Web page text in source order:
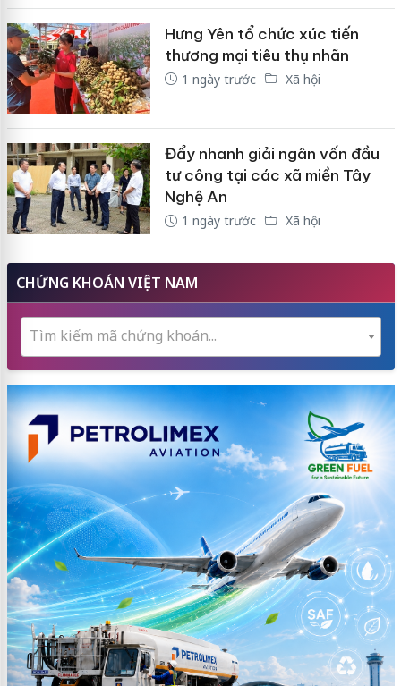
Hưng Yên tổ chức xúc tiến
thương mại tiêu thụ nhãn
1 ngày trước Xã hội
Đẩy nhanh giải ngân vốn đầu
tư công tại các xã miền Tây
Nghệ An
1 ngày trước Xã hội
CHỨNG KHOÁN VIỆT NAM
Tìm kiếm mã chứng khoán...